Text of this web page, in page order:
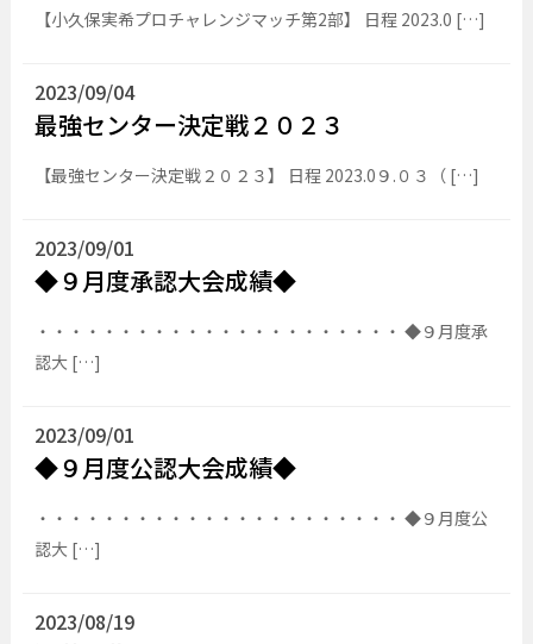
【小久保実希プロチャレンジマッチ第2部】 日程 2023.0 […]
2023/09/04
最強センター決定戦２０２３
【最強センター決定戦２０２３】 日程 2023.0９.０３（ […]
2023/09/01
◆９月度承認大会成績◆
・・・・・・・・・・・・・・・・・・・・・・ ◆９月度承
認大 […]
2023/09/01
◆９月度公認大会成績◆
・・・・・・・・・・・・・・・・・・・・・・ ◆９月度公
認大 […]
2023/08/19